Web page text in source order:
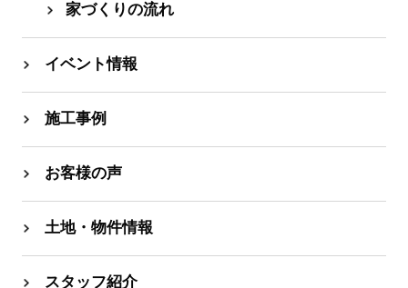
家づくりの流れ
イベント情報
施工事例
お客様の声
土地・物件情報
スタッフ紹介